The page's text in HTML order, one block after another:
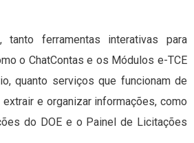
tanto ferramentas interativas para
o ChatContas e os Módulos e-TCE
quanto serviços que funcionam de
e organizar informações, como
do DOE e o Painel de Licitações